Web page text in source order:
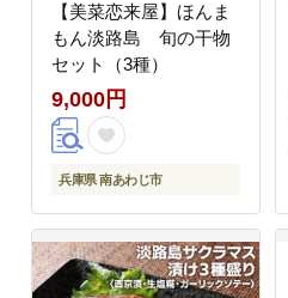
【美菜恋来屋】ほんま
もん淡路島 旬の干物
セット（3種）
9,000円
兵庫県 南あわじ市